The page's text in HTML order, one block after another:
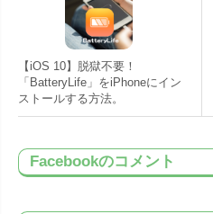
【iOS 10】脱獄不要！
「BatteryLife」をiPhoneにイン
ストールする方法。
Facebookのコメント